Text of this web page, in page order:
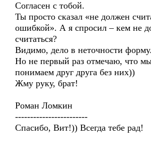
Согласен с тобой.
Ты просто сказал «не должен
ошибкой». А я спросил – кем не
считаться?
Видимо, дело в неточности
Но не первый раз отмечаю, что
понимаем друг друга без них))
Жму руку, брат!
Роман Ломкин
------------------------
Спасибо, Вит!)) Всегда тебе рад!